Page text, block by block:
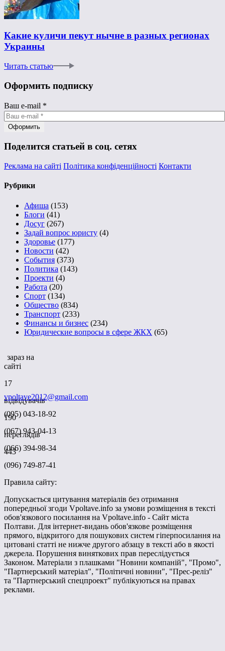
Какие куличи пекут нычне в разных регионах
Украины
Читать статью
Оформить подписку
Ваш e-mail *
Поделится статьей в соц. сетях
Реклама на сайті Політика конфіденційності Контакти
Рубрики
Афиша (153)
Блоги (41)
Досуг (267)
Задай вопрос юристу (4)
Здоровье (177)
Новости (42)
События (373)
Политика (143)
Проекти (4)
Работа (20)
Спорт (134)
Общество (834)
Транспорт (233)
Финансы и бизнес (234)
Юридические вопросы в сфере ЖКХ (65)
зараз на
сайті
17
відвідувачів
190
переглядів
443
vpoltave2012@gmail.com
(095) 043-18-92
(067) 943-04-13
(066) 394-98-34
(096) 749-87-41
Правила сайту:
Допускається цитування матеріалів без отримання
попередньої згоди Vpoltave.info за умови розміщення в тексті
обов'язкового посилання на Vpoltave.info - Сайт міста
Полтави. Для інтернет-видань обов'язкове розміщення
прямого, відкритого для пошукових систем гіперпосилання на
цитовані статті не нижче другого абзацу в тексті або в якості
джерела. Порушення виняткових прав переслідується
Законом. Матеріали з плашками "Новини компаній", "Промо",
"Партнерський матеріал", "Політичні новини", "Прес-реліз"
та "Партнерський спецпроект" публікуються на правах
реклами.